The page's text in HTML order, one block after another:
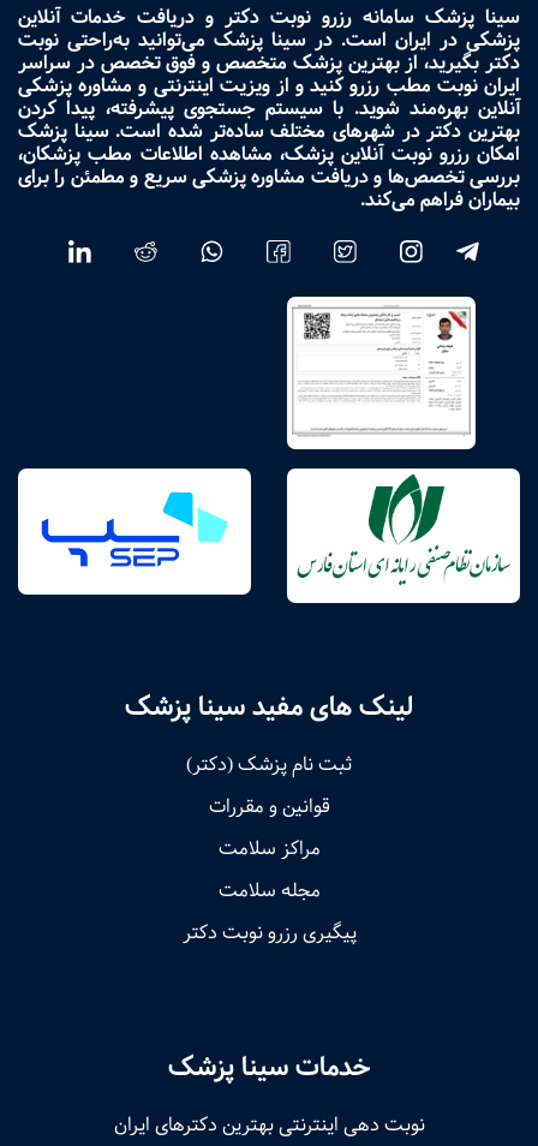
سینا پزشک سامانه رزرو نوبت دکتر و دریافت خدمات آنلاین
پزشکی در ایران است. در سینا پزشک می‌توانید به‌راحتی نوبت
دکتر بگیرید، از بهترین پزشک متخصص و فوق تخصص در سراسر
ایران نوبت مطب رزرو کنید و از ویزیت اینترنتی و مشاوره پزشکی
آنلاین بهره‌مند شوید. با سیستم جستجوی پیشرفته، پیدا کردن
بهترین دکتر در شهرهای مختلف ساده‌تر شده است. سینا پزشک
امکان رزرو نوبت آنلاین پزشک، مشاهده اطلاعات مطب پزشکان،
بررسی تخصص‌ها و دریافت مشاوره پزشکی سریع و مطمئن را برای
بیماران فراهم می‌کند.
لینک های مفید سینا پزشک
ثبت نام پزشک (دکتر)
قوانین و مقررات
مراکز سلامت
مجله سلامت
پیگیری رزرو نوبت دکتر
خدمات سینا پزشک
نوبت‌ دهی اینترنتی بهترین دکترهای ایران